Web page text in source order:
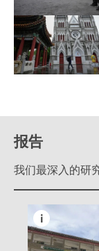
报告
我们最深入的研